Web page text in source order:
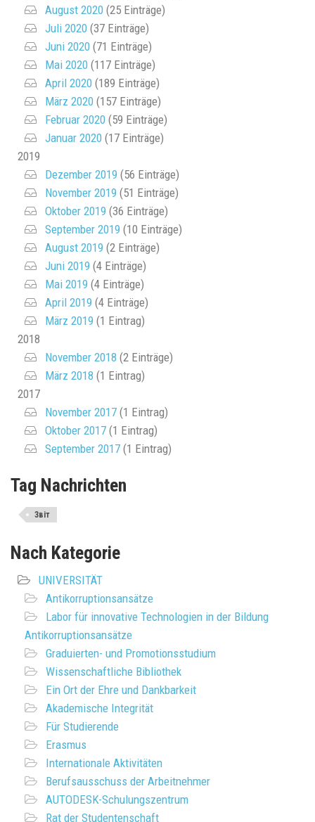
August 2020 (25 Einträge)
Juli 2020 (37 Einträge)
Juni 2020 (71 Einträge)
Mai 2020 (117 Einträge)
April 2020 (189 Einträge)
März 2020 (157 Einträge)
Februar 2020 (59 Einträge)
Januar 2020 (17 Einträge)
2019
Dezember 2019 (56 Einträge)
November 2019 (51 Einträge)
Oktober 2019 (36 Einträge)
September 2019 (10 Einträge)
August 2019 (2 Einträge)
Juni 2019 (4 Einträge)
Mai 2019 (4 Einträge)
April 2019 (4 Einträge)
März 2019 (1 Eintrag)
2018
November 2018 (2 Einträge)
März 2018 (1 Eintrag)
2017
November 2017 (1 Eintrag)
Oktober 2017 (1 Eintrag)
September 2017 (1 Eintrag)
Tag Nachrichten
Звіт
Nach Kategorie
UNIVERSITÄT
Antikorruptionsansätze
Labor für innovative Technologien in der Bildung
Antikorruptionsansätze
Graduierten- und Promotionsstudium
Wissenschaftliche Bibliothek
Ein Ort der Ehre und Dankbarkeit
Akademische Integrität
Für Studierende
Erasmus
Internationale Aktivitäten
Berufsausschuss der Arbeitnehmer
AUTODESK-Schulungszentrum
Rat der Studentenschaft